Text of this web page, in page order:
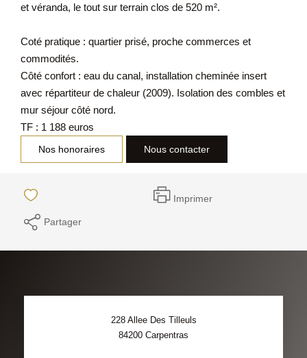
et véranda, le tout sur terrain clos de 520 m².
Coté pratique : quartier prisé, proche commerces et
commodités.
Côté confort : eau du canal, installation cheminée insert
avec répartiteur de chaleur (2009). Isolation des combles et
mur séjour côté nord.
TF : 1 188 euros
Nos honoraires Nous contacter
Imprimer
Partager
228 Allee Des Tilleuls
84200 Carpentras